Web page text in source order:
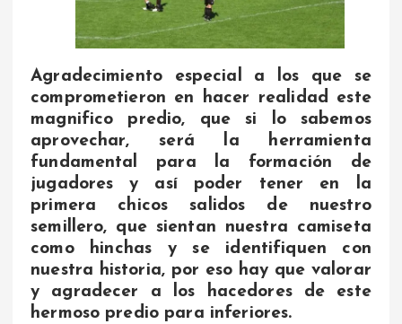
Agradecimiento especial a los que se
comprometieron en hacer realidad este
magnifico predio, que si lo sabemos
aprovechar, será la herramienta
fundamental para la formación de
jugadores y así poder tener en la
primera chicos salidos de nuestro
semillero, que sientan nuestra camiseta
como hinchas y se identifiquen con
nuestra historia, por eso hay que valorar
y agradecer a los hacedores de este
hermoso predio para inferiores.